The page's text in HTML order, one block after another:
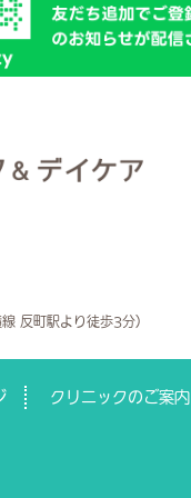
線 反町駅より徒歩3分）
クリニックのご案内